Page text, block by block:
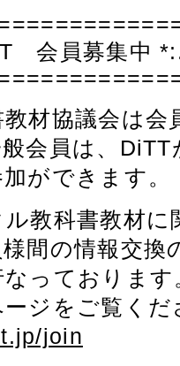
会員募集中
材協議会は
会員は、
ができます。
教科書教材に
間の情報交換
っております
ジをご覧くだ
join